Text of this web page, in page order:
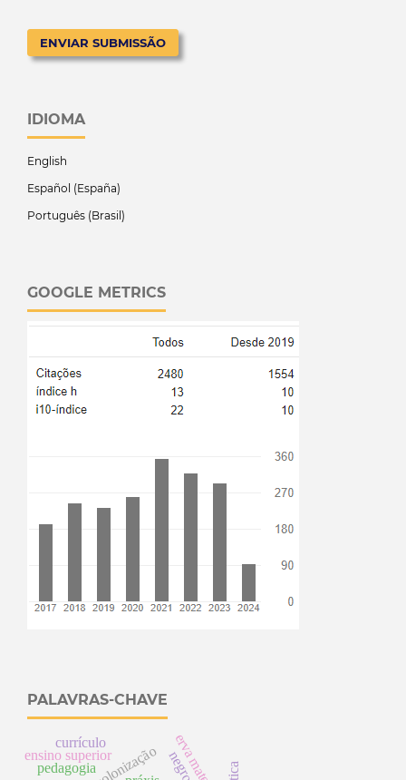
ENVIAR SUBMISSÃO
IDIOMA
English
Español (España)
Português (Brasil)
GOOGLE METRICS
PALAVRAS-CHAVE
colonização negro
ensino superior
pedagogia
currículo erva mate